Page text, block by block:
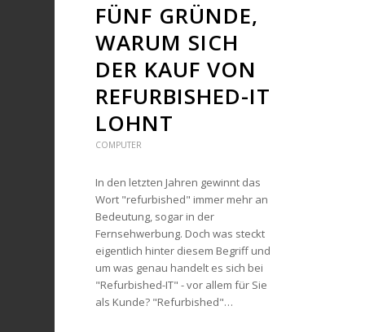
FÜNF GRÜNDE,
WARUM SICH
DER KAUF VON
REFURBISHED-IT
LOHNT
COMPUTER
In den letzten Jahren gewinnt das
Wort "refurbished" immer mehr an
Bedeutung, sogar in der
Fernsehwerbung. Doch was steckt
eigentlich hinter diesem Begriff und
um was genau handelt es sich bei
"Refurbished-IT" - vor allem für Sie
als Kunde? "Refurbished"…